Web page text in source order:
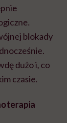
blokady
dużo i, co
czasie.